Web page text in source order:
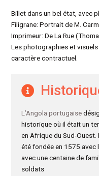
Billet dans un bel état, avec
Filigrane: Portrait de M.
Imprimeur: De La Rue
Les photographies et
caractère contractuel.
L’Angola portugaise
historique où il était un
en Afrique du Sud-Ouest.
été fondée en 1575 avec
avec une centaine de
soldats